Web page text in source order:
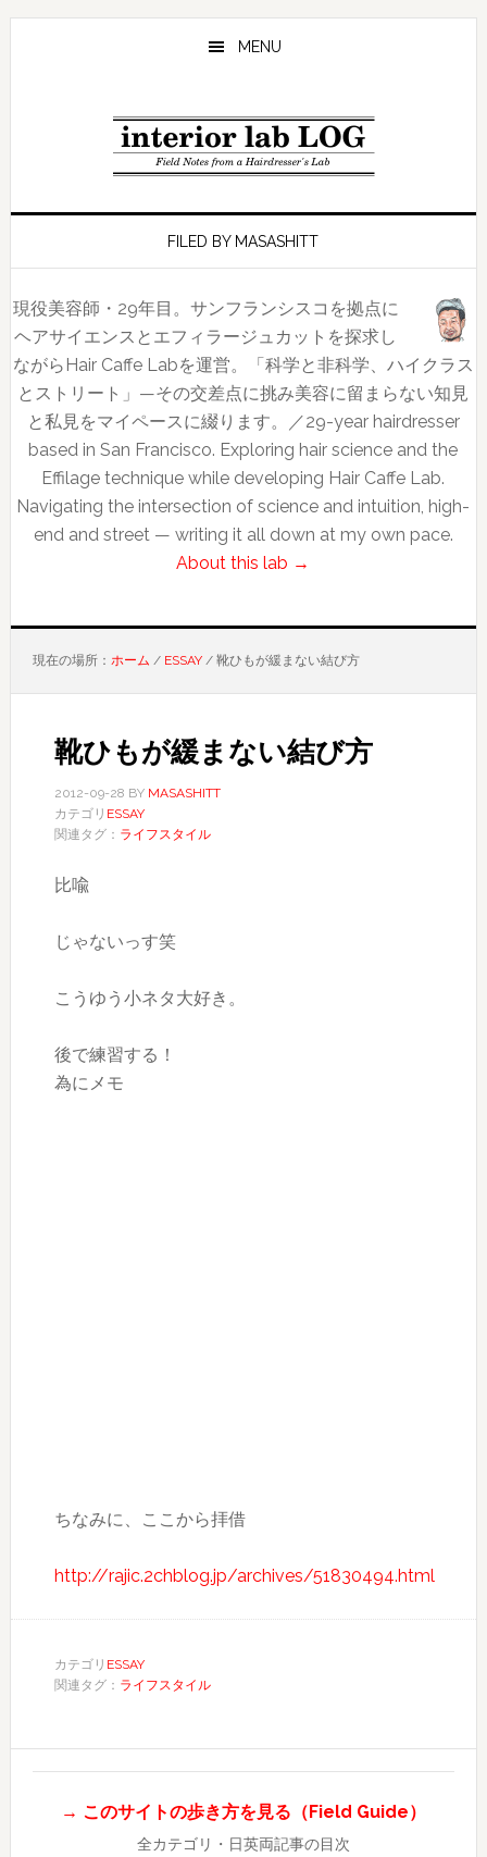
Skip
Skip
Skip
MENU
FILED BY MASASHITT
現役美容師・29年目。サンフランシスコを拠点に
ヘアサイエンスとエフィラージュカットを探求し
ながらHair Caffe Labを運営。「科学と非科学、ハイクラス
とストリート」—その交差点に挑み美容に留まらない知見
と私見をマイペースに綴ります。／29-year hairdresser
based in San Francisco. Exploring hair science and the
Effilage technique while developing Hair Caffe Lab.
Navigating the intersection of science and intuition, high-
end and street — writing it all down at my own pace.
About this lab →
現在の場所： ホーム / ESSAY /靴ひもが緩まない結び方
靴ひもが緩まない結び方
2012-09-28 BY MASASHITT
カテゴリ ESSAY
関連タグ： ライフスタイル
比喩
じゃないっす笑
こうゆう小ネタ大好き。
後で練習する！
為にメモ
ちなみに、ここから拝借
http://rajic.2chblog.jp/archives/51830494.html
カテゴリ ESSAY
関連タグ： ライフスタイル
→ このサイトの歩き方を見る（Field Guide）
全カテゴリ・日英両記事の目次